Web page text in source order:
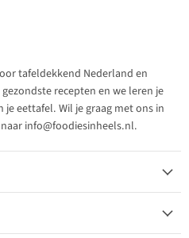
tafeldekkend Nederland en
recepten en we leren je
eettafel. Wil je graag met ons in
info@foodiesinheels.nl.